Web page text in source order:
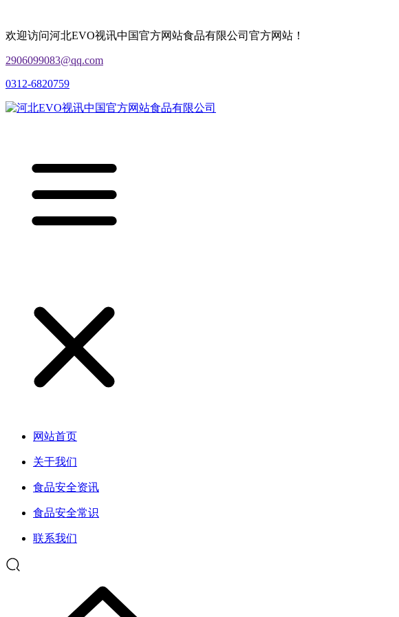
欢迎访问河北EVO视讯中国官方网站食品有限公司官方网站！
2906099083@qq.com
0312-6820759
网站首页
关于我们
食品安全资讯
食品安全常识
联系我们